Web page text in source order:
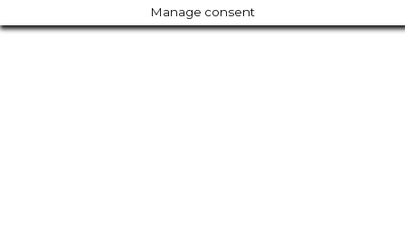
Manage consent